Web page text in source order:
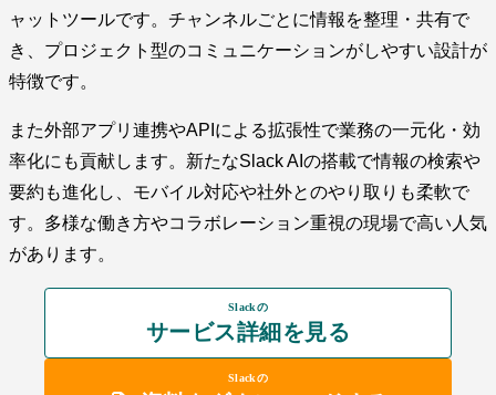
ャットツールです。チャンネルごとに情報を整理・共有で
き、プロジェクト型のコミュニケーションがしやすい設計が
特徴です。
また外部アプリ連携やAPIによる拡張性で業務の一元化・効
率化にも貢献します。新たなSlack AIの搭載で情報の検索や
要約も進化し、モバイル対応や社外とのやり取りも柔軟で
す。多様な働き方やコラボレーション重視の現場で高い人気
があります。
Slackの
サービス詳細を見る
Slackの